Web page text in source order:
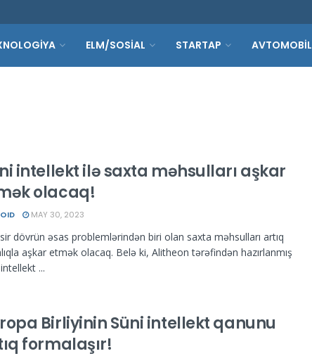
ELM/SOSİAL STARTAP AVTOMOBİL
intellekt ilə saxta məhsulları aşkar
olacaq!
MAY 30, 2023
dövrün əsas problemlərindən biri olan saxta məhsulları artıq
aşkar etmək olacaq. Belə ki, Alitheon tərəfindən hazırlanmış
...
Birliyinin Süni intellekt qanunu
formalaşır!